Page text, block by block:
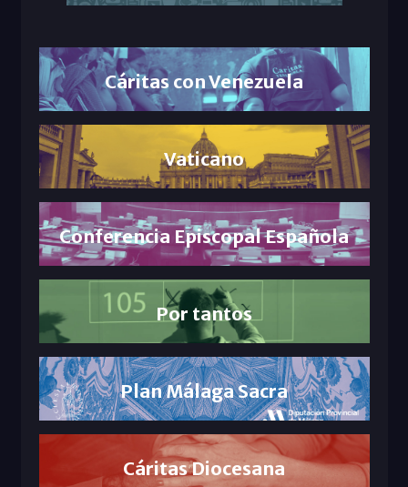
Cáritas con Venezuela
Vaticano
Conferencia Episcopal Española
Por tantos
Plan Málaga Sacra
Cáritas Diocesana